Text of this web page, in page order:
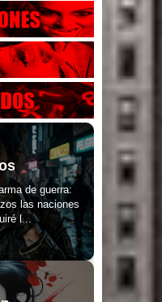
de guerra:
las naciones
l...